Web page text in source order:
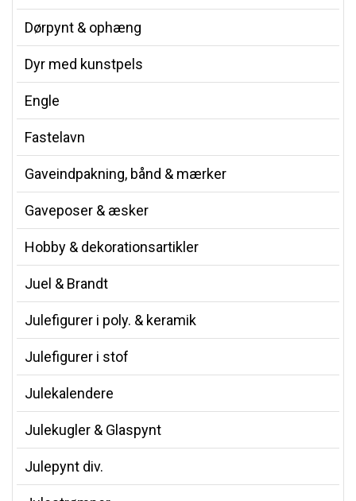
Dørpynt & ophæng
Dyr med kunstpels
Engle
Fastelavn
Gaveindpakning, bånd & mærker
Gaveposer & æsker
Hobby & dekorationsartikler
Juel & Brandt
Julefigurer i poly. & keramik
Julefigurer i stof
Julekalendere
Julekugler & Glaspynt
Julepynt div.